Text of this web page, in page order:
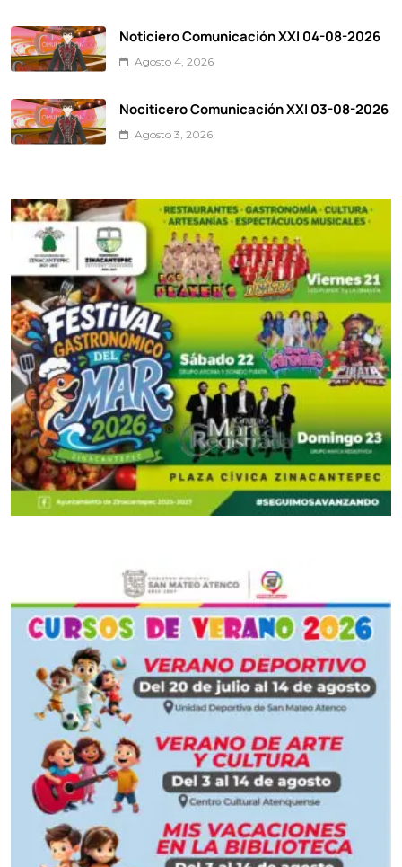
Noticiero Comunicación XXI 04-08-2026
Agosto 4, 2026
Nociticero Comunicación XXI 03-08-2026
Agosto 3, 2026